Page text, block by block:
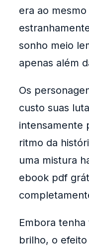
era ao
sonho meio
apenas além
Os
custo suas
intensamente
ritmo da
uma mistura
ebook pdf
Embora
brilho, o